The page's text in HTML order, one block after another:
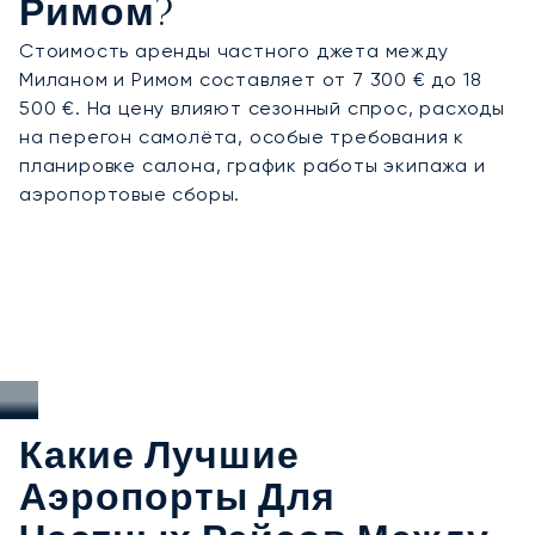
Римом?
Стоимость аренды частного джета между
Миланом и Римом составляет от 7 300 € до 18
500 €. На цену влияют сезонный спрос, расходы
на перегон самолёта, особые требования к
планировке салона, график работы экипажа и
аэропортовые сборы.
Какие Лучшие
Аэропорты Для